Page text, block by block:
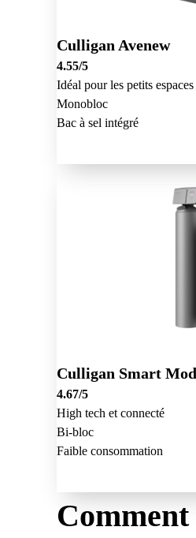
Culligan Avenew
4.55/5
Idéal pour les petits espaces
Monobloc
Bac à sel intégré
Culligan Smart
4.67/5
High tech et connecté
Bi-bloc
Faible consommation
Comment